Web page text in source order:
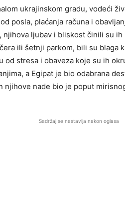
ukrajinskom gradu, vodeći
posla, plaćanja računa i
njihova ljubav i bliskost činili su
ili šetnji parkom, bili su blaga
od stresa i obaveza koje su ih
a Egipat je bio odabrana
njihove nade bio je poput
Sadržaj se nastavlja nakon oglasa